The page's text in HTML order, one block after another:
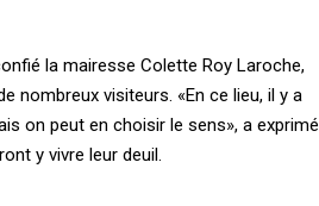
la mairesse Colette Roy Laroche,
nombreux visiteurs. «En ce lieu, il y a
on peut en choisir le sens», a exprimé
y vivre leur deuil.